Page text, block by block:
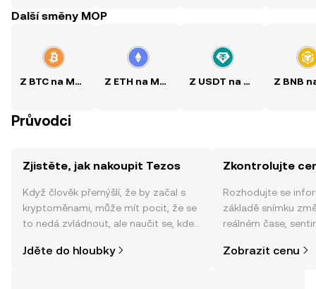
Další směny MOP
Z BTC na MOP Z ETH na MOP Z USDT na MOP
Průvodci
Zjistěte, jak nakoupit Tezos
Když člověk přemýšlí, že by začal s
kryptoměnami, může mít pocit, že se
to nedá zvládnout, ale naučit se, kde
jednodušší, než si myslíte. Odstartujte
Jděte do hloubky
Zkontrolujte
Rozhodujte se
základě snímku
reálném čase,
Zobrazit cenu